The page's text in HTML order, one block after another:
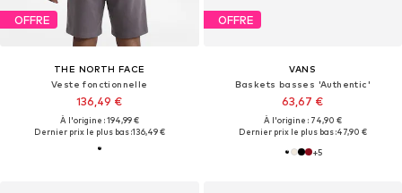
OFFRE
THE NORTH FACE
Veste fonctionnelle
136,49 €
À l'origine : 194,99 €
Dernier prix le plus bas :136,49 €
OFFRE
VANS
Baskets basses 'Authentic'
63,67 €
À l'origine : 74,90 €
Dernier prix le plus bas :47,90 €
+5